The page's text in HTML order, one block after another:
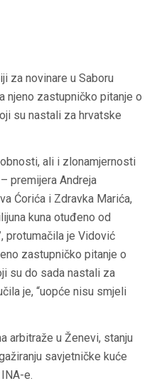
za novinare u Saboru
njeno zastupničko pitanje o
su nastali za hrvatske
ali i zlonamjernosti
premijera Andreja
Ćorića i Zdravka Marića,
kuna otuđeno od
protumačila je Vidović
zastupničko pitanje o
su do sada nastali za
je, “uopće nisu smjeli
arbitraže u Ženevi, stanju
savjetničke kuće
e.